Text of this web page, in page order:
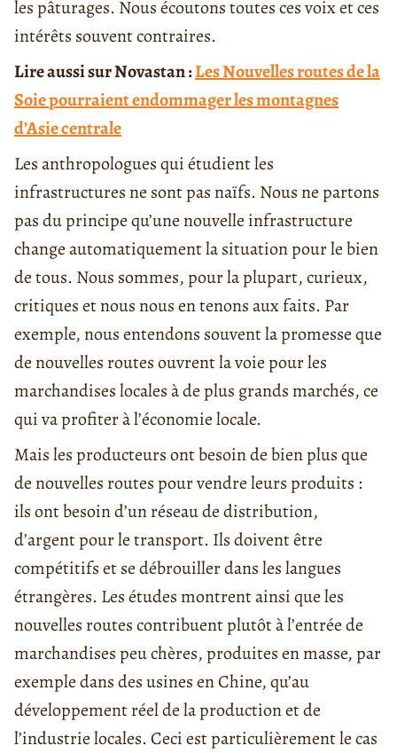
les pâturages. Nous écoutons toutes ces voix et ces
intérêts souvent contraires.
Lire aussi sur Novastan :Les Nouvelles routes de la
Soie pourraient endommager les montagnes
d’Asie centrale
Les anthropologues qui étudient les
infrastructures ne sont pas naïfs. Nous ne partons
pas du principe qu’une nouvelle infrastructure
change automatiquement la situation pour le bien
de tous. Nous sommes, pour la plupart, curieux,
critiques et nous nous en tenons aux faits. Par
exemple, nous entendons souvent la promesse que
de nouvelles routes ouvrent la voie pour les
marchandises locales à de plus grands marchés, ce
qui va profiter à l’économie locale.
Mais les producteurs ont besoin de bien plus que
de nouvelles routes pour vendre leurs produits :
ils ont besoin d’un réseau de distribution,
d’argent pour le transport. Ils doivent être
compétitifs et se débrouiller dans les langues
étrangères. Les études montrent ainsi que les
nouvelles routes contribuent plutôt à l’entrée de
marchandises peu chères, produites en masse, par
exemple dans des usines en Chine, qu’au
développement réel de la production et de
l’industrie locales. Ceci est particulièrement le cas